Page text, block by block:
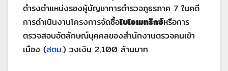
ดำรงตำแหน่งรองผู้บัญชาการตำรวจภูธรภาค 7 ในคดี
การดำเนินงานโครงการจัดซื้อไบโอเมทริกซ์หรือการ
ตรวจสอบอัตลักษณ์บุคคลของสำนักงานตรวจคนเข้า
เมือง (สตม.) วงเงิน 2,100 ล้านบาท